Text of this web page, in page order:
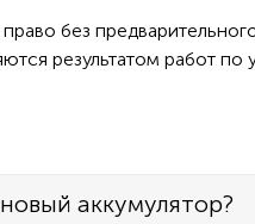
без
результатом работ
аккумулятор?